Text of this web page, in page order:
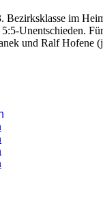
Bezirksklasse im
Unentschieden.
und Ralf Hofene